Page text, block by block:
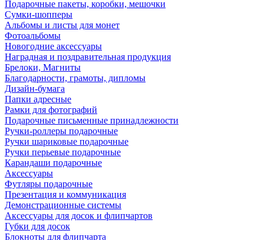
Подарочные пакеты, коробки, мешочки
Сумки-шопперы
Альбомы и листы для монет
Фотоальбомы
Новогодние аксессуары
Наградная и поздравительная продукция
Брелоки, Магниты
Благодарности, грамоты, дипломы
Дизайн-бумага
Папки адресные
Рамки для фотографий
Подарочные письменные принадлежности
Ручки-роллеры подарочные
Ручки шариковые подарочные
Ручки перьевые подарочные
Карандаши подарочные
Аксессуары
Футляры подарочные
Презентация и коммуникация
Демонстрационные системы
Аксессуары для досок и флипчартов
Губки для досок
Блокноты для флипчарта